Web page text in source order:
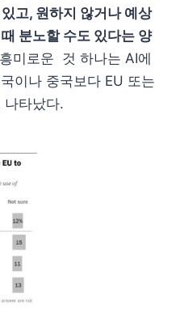
고, 원하지 않거나 예상
분노할 수도 있다는 양
미로운 것 하나는 AI에
이나 중국보다 EU 또는
나타났다.